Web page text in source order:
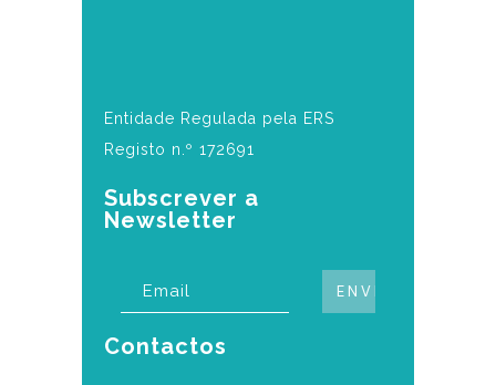
Entidade Regulada pela ERS
Registo n.º 172691
Subscrever a
Newsletter
Contactos